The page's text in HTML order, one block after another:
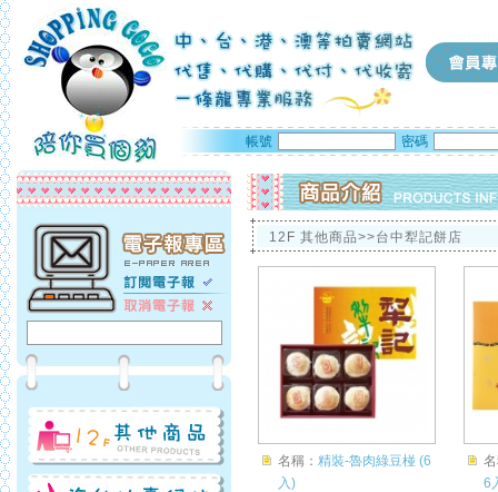
帳號 密碼
12F 其他商品>>台中犁記餅店
名稱： 精裝-魯肉綠豆椪 (6
入)
6